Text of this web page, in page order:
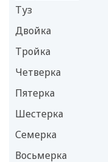
Туз
Двойка
Тройка
Четверка
Пятерка
Шестерка
Семерка
Восьмерка